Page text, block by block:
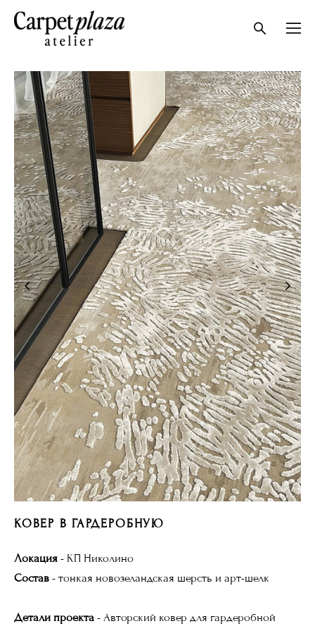
КОВЕР В ГАРДЕРОБНУЮ
Локация - КП Николино
Состав - тонкая новозеландская шерсть и арт-шелк
Детали проекта - Авторский ковер для гардеробной